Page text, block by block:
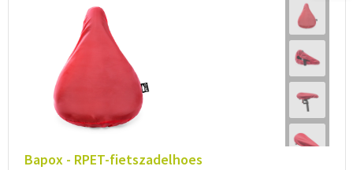
Bapox - RPET-fietszadelhoes